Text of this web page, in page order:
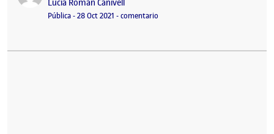
Lucía Román Canivell
Visibilidad:
Pública-Fecha de publicación
28 Oct 2021 -comentario